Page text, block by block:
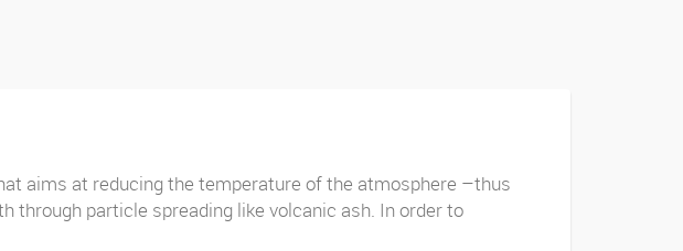
aims at reducing the temperature of the atmosphere –thus
through particle spreading like volcanic ash. In order to